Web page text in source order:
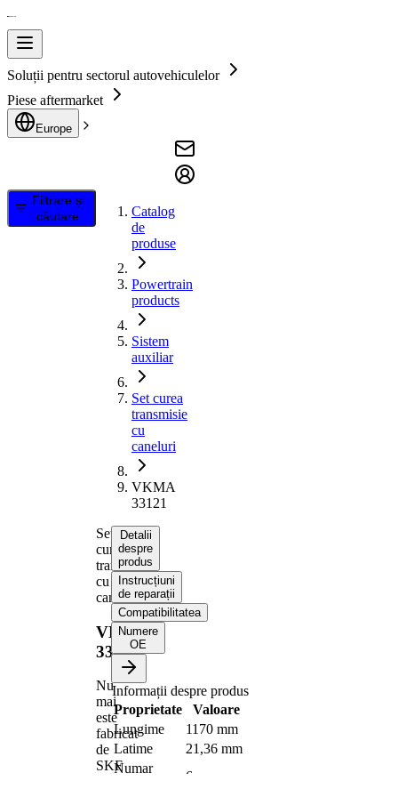
Soluții pentru sectorul autovehiculelor
Piese aftermarket
Europe
Filtrare și
căutare
Catalog
de
produse
Powertrain
products
Sistem
auxiliar
Set curea
transmisie
cu
caneluri
VKMA
33121
Set
curea
transmisie
cu
caneluri
VKMA
33121
Nu
mai
este
fabricat
de
SKF
Detalii
despre
produs
Instrucțiuni
de reparații
Compatibilitatea
Numere
OE
Informații despre produs
Proprietate
Valoare
Lungime
1170 mm
Latime
21,36 mm
Numar
6